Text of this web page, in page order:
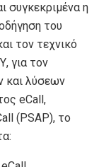
συγκεκριμένα η
του
τον τεχνικό
για τον
και λύσεων
eCall,
(PSAP), το